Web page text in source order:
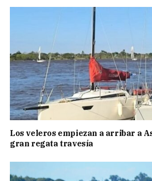
Los veleros empiezan a arribar a
gran regata travesía